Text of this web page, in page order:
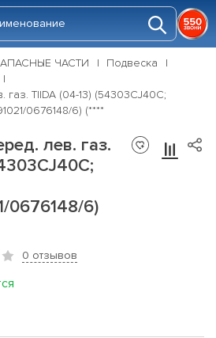
ЧАСТИ
Подвеска
TIIDA (04-13) (54303CJ40C;
0676148/6) (****
лев. газ.
0676148/6)
0 отзывов